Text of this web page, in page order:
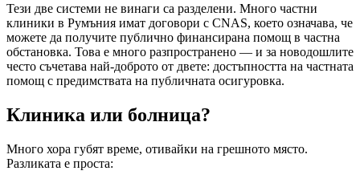
Тези две системи не винаги са разделени. Много частни
клиники в Румъния имат договори с CNAS, което означава, че
можете да получите публично финансирана помощ в частна
обстановка. Това е много разпространено — и за новодошлите
често съчетава най-доброто от двете: достъпността на частната
помощ с предимствата на публичната осигуровка.
Клиника или болница?
Много хора губят време, отивайки на грешното място.
Разликата е проста: